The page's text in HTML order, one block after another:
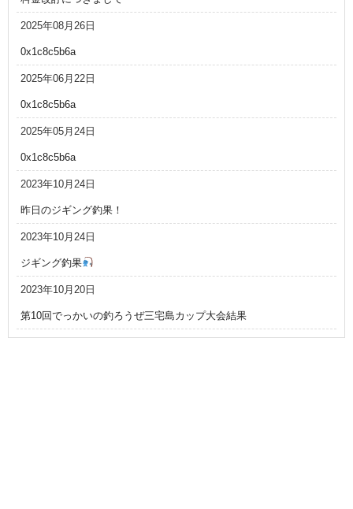
2025年08月26日
0x1c8c5b6a
2025年06月22日
0x1c8c5b6a
2025年05月24日
0x1c8c5b6a
2023年10月24日
昨日のジギング釣果！
2023年10月24日
ジギング釣果
2023年10月20日
第10回でっかいの釣ろうぜ三宅島カップ大会結果